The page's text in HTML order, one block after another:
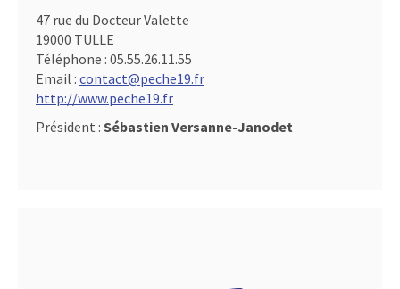
47 rue du Docteur Valette
19000 TULLE
Téléphone : 05.55.26.11.55
Email : contact@peche19.fr
http://www.peche19.fr
Président : Sébastien Versanne-Janodet